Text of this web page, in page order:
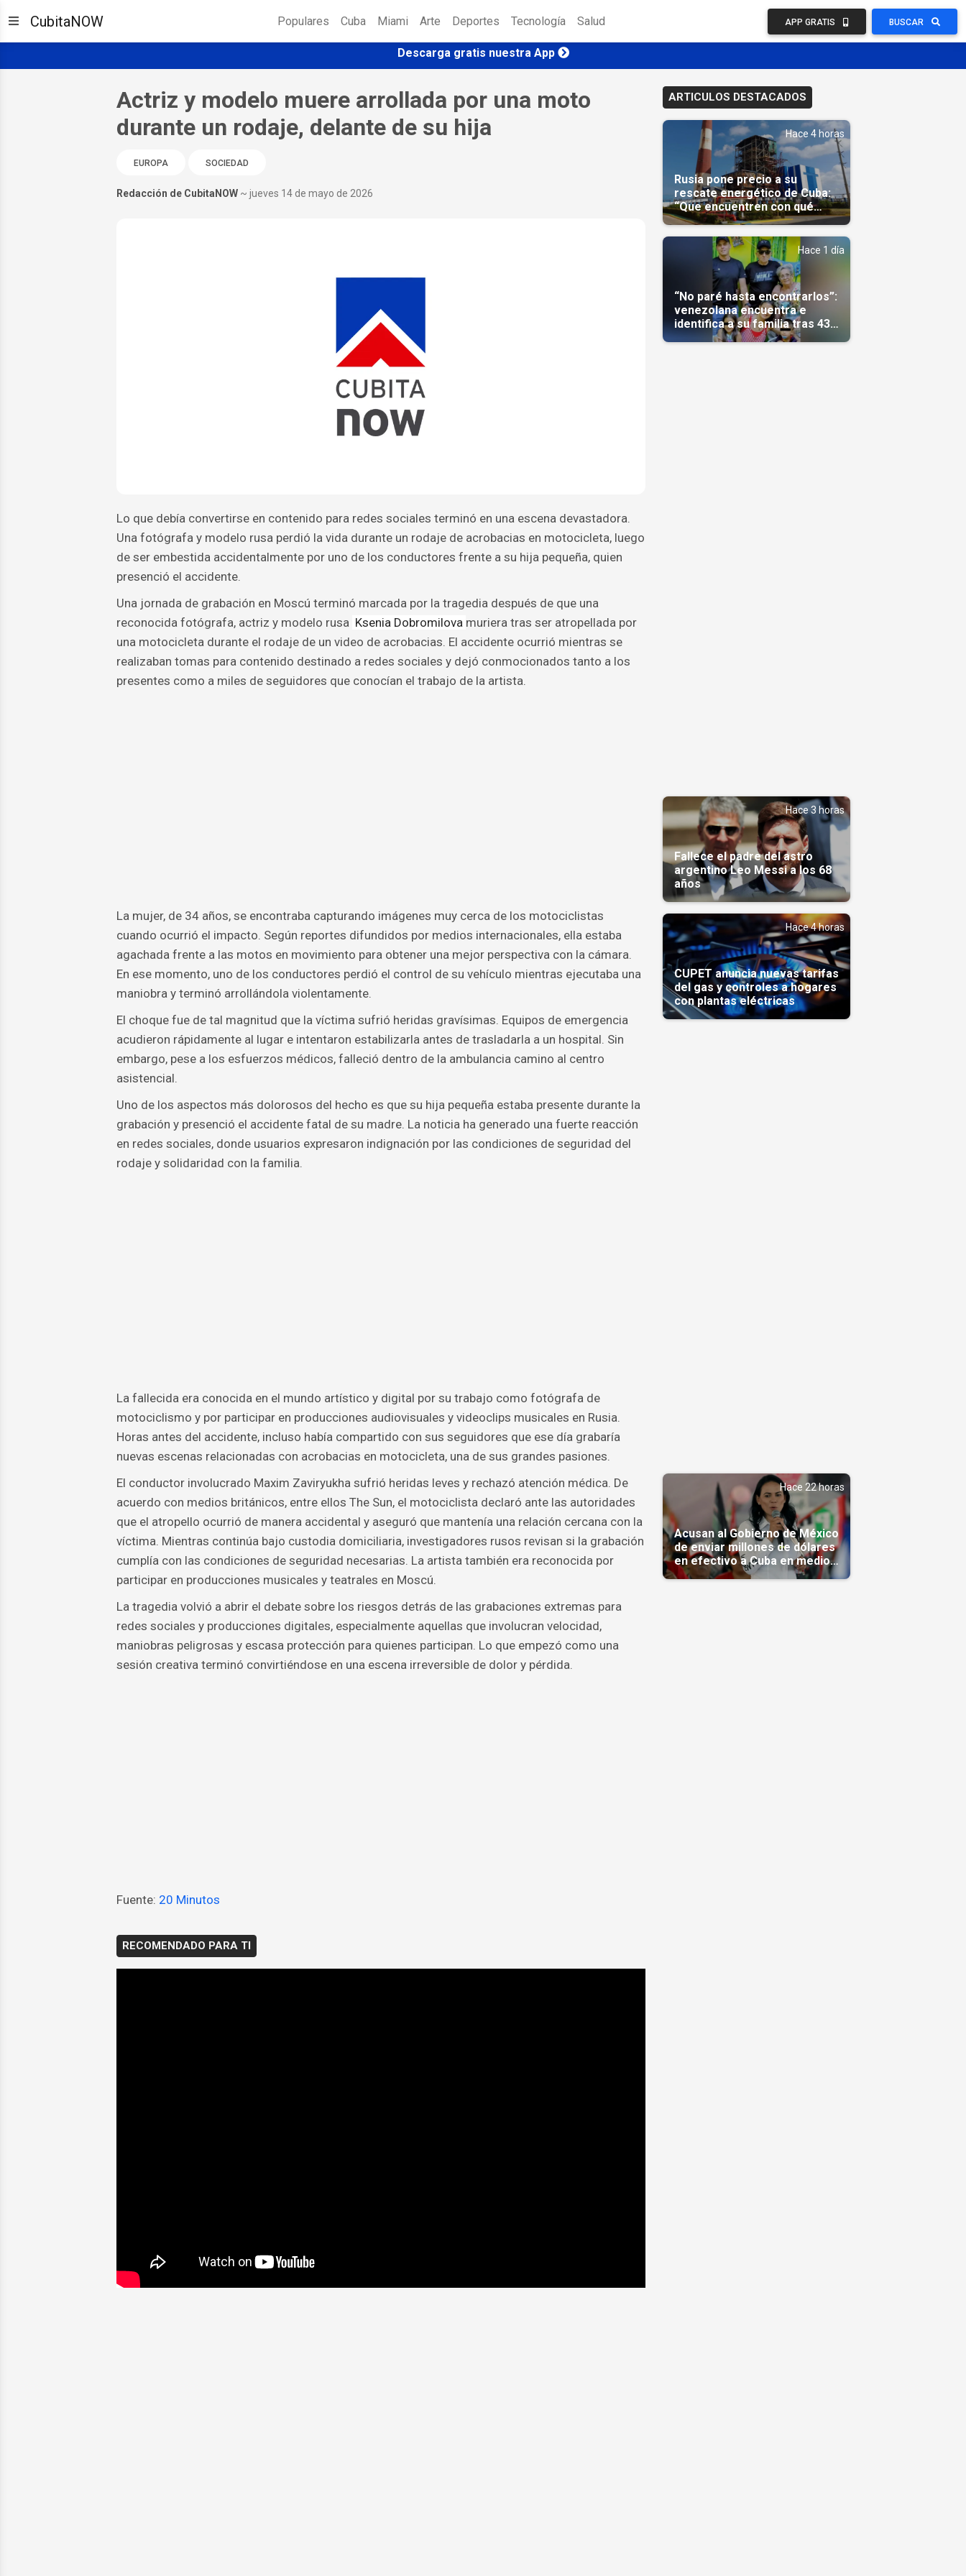
CubitaNOW Populares Cuba Miami Arte Deportes Tecnología Salud APP GRATIS BUSCAR
Descarga gratis nuestra App
Actriz y modelo muere arrollada por una moto
durante un rodaje, delante de su hija
EUROPA SOCIEDAD
Redacción de CubitaNOW ~ jueves 14 de mayo de 2026
Lo que debía convertirse en contenido para redes sociales terminó en una escena devastadora.
Una fotógrafa y modelo rusa perdió la vida durante un rodaje de acrobacias en motocicleta, luego
de ser embestida accidentalmente por uno de los conductores frente a su hija pequeña, quien
presenció el accidente.
Una jornada de grabación en Moscú terminó marcada por la tragedia después de que una
reconocida fotógrafa, actriz y modelo rusa Ksenia Dobromilova muriera tras ser atropellada por
una motocicleta durante el rodaje de un video de acrobacias. El accidente ocurrió mientras se
realizaban tomas para contenido destinado a redes sociales y dejó conmocionados tanto a los
presentes como a miles de seguidores que conocían el trabajo de la artista.
La mujer, de 34 años, se encontraba capturando imágenes muy cerca de los motociclistas
cuando ocurrió el impacto. Según reportes difundidos por medios internacionales, ella estaba
agachada frente a las motos en movimiento para obtener una mejor perspectiva con la cámara.
En ese momento, uno de los conductores perdió el control de su vehículo mientras ejecutaba una
maniobra y terminó arrollándola violentamente.
El choque fue de tal magnitud que la víctima sufrió heridas gravísimas. Equipos de emergencia
acudieron rápidamente al lugar e intentaron estabilizarla antes de trasladarla a un hospital. Sin
embargo, pese a los esfuerzos médicos, falleció dentro de la ambulancia camino al centro
asistencial.
Uno de los aspectos más dolorosos del hecho es que su hija pequeña estaba presente durante la
grabación y presenció el accidente fatal de su madre. La noticia ha generado una fuerte reacción
en redes sociales, donde usuarios expresaron indignación por las condiciones de seguridad del
rodaje y solidaridad con la familia.
La fallecida era conocida en el mundo artístico y digital por su trabajo como fotógrafa de
motociclismo y por participar en producciones audiovisuales y videoclips musicales en Rusia.
Horas antes del accidente, incluso había compartido con sus seguidores que ese día grabaría
nuevas escenas relacionadas con acrobacias en motocicleta, una de sus grandes pasiones.
El conductor involucrado Maxim Zaviryukha sufrió heridas leves y rechazó atención médica. De
acuerdo con medios británicos, entre ellos The Sun, el motociclista declaró ante las autoridades
que el atropello ocurrió de manera accidental y aseguró que mantenía una relación cercana con la
víctima. Mientras continúa bajo custodia domiciliaria, investigadores rusos revisan si la grabación
cumplía con las condiciones de seguridad necesarias. La artista también era reconocida por
participar en producciones musicales y teatrales en Moscú.
La tragedia volvió a abrir el debate sobre los riesgos detrás de las grabaciones extremas para
redes sociales y producciones digitales, especialmente aquellas que involucran velocidad,
maniobras peligrosas y escasa protección para quienes participan. Lo que empezó como una
sesión creativa terminó convirtiéndose en una escena irreversible de dolor y pérdida.
Fuente: 20 Minutos
RECOMENDADO PARA TI
ARTICULOS DESTACADOS
Hace 4 horas
Rusia pone precio a su
rescate energético de Cuba:
“Que encuentren con qué
pagarnos”
Hace 1 día
“No paré hasta encontrarlos”:
venezolana encuentra e
identifica a su familia tras 43
días del terremoto
Hace 3 horas
Fallece el padre del astro
argentino Leo Messi a los 68
años
Hace 4 horas
CUPET anuncia nuevas tarifas
del gas y controles a hogares
con plantas eléctricas
Hace 22 horas
Acusan al Gobierno de México
de enviar millones de dólares
en efectivo a Cuba en medio
de la crisis de la Isla